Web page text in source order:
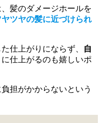
髪のダメージホールを
ツヤの髪に近づけられ
仕上がりにならず、
自
に仕上がるのも嬉しいポ
担がかからないという